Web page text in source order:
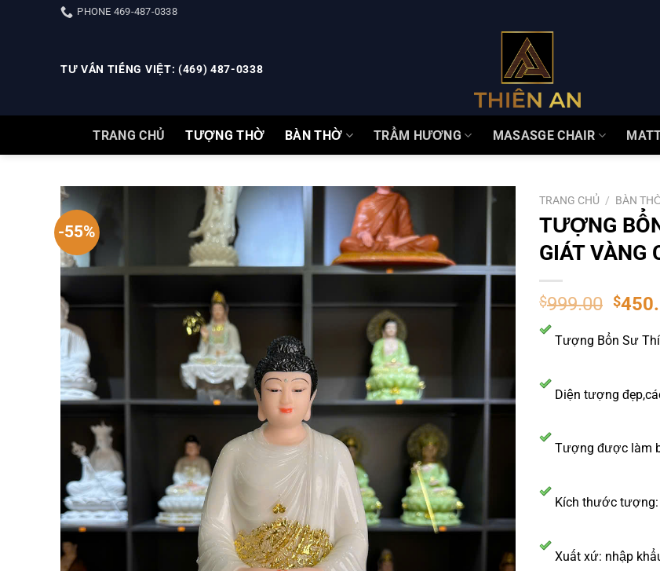
PHONE 469-487-0338
TƯ VẤN TIẾNG VIỆT: (469) 487-0338
TRANG CHỦ TƯỢNG THỜ BÀN THỜ TRẦM HƯƠNG MASASGE CHAIR
-55%
TRANG CHỦ / BÀN
TƯỢNG
GIÁT VÀNG
$999.00 $
Tượng Bổn Sư
Diện tượng
Tượng được làm
Kích thước tượng:
Xuất xứ: nhập